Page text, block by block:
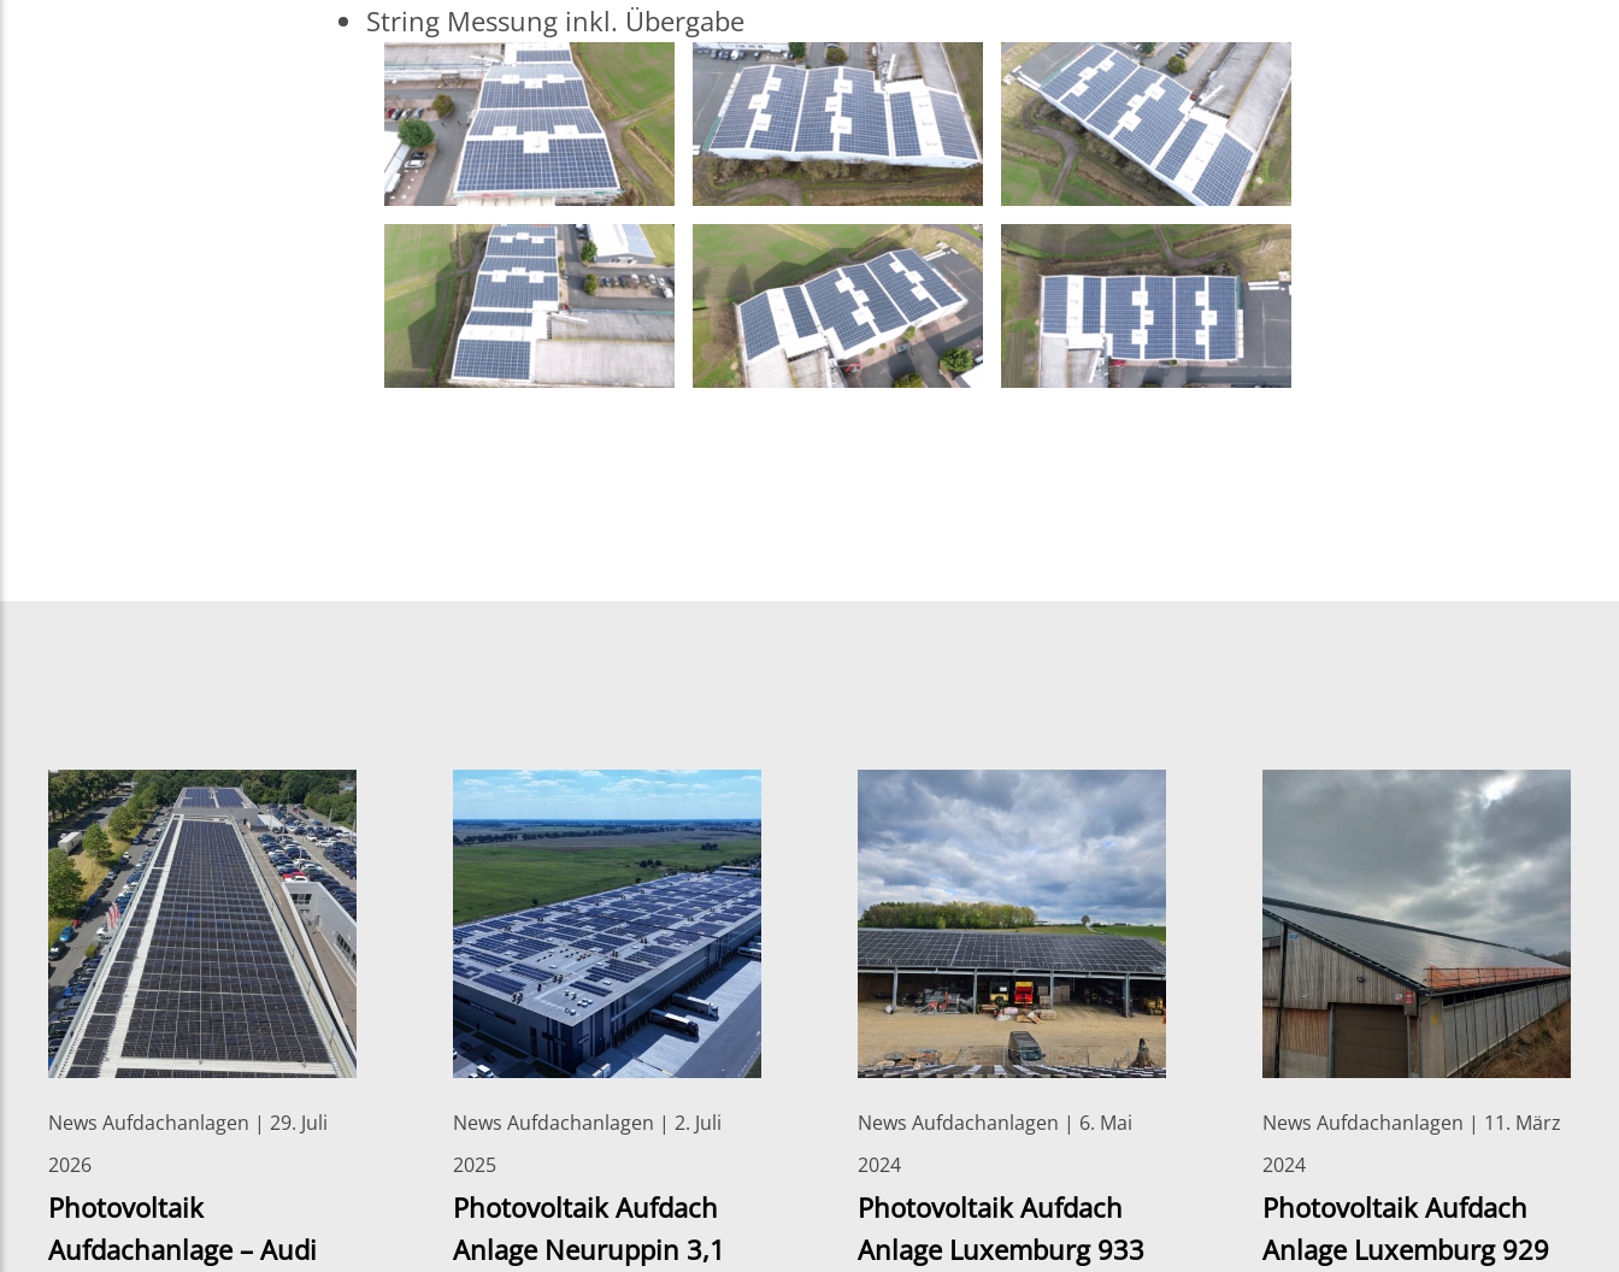
String Messung inkl. Übergabe
News Aufdachanlagen | 29. Juli
2026
Photovoltaik
Aufdachanlage – Audi
News Aufdachanlagen | 2. Juli
2025
Photovoltaik Aufdach
Anlage Neuruppin 3,1
News Aufdachanlagen | 6. Mai
2024
Photovoltaik Aufdach
Anlage Luxemburg 933
News Aufdachanlagen | 11. März
2024
Photovoltaik Aufdach
Anlage Luxemburg 929